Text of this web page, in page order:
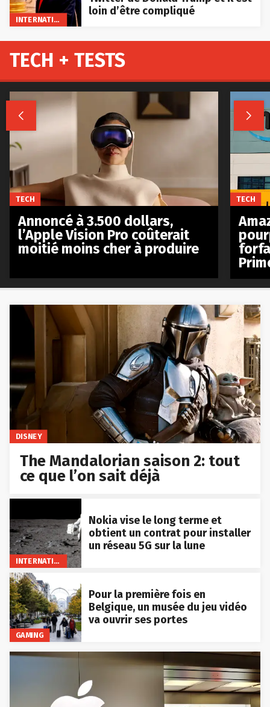
INTERNATIONAL
loin d’être compliqué
DISNEY
The Mandalorian saison 2: tout
ce que l’on sait déjà
INTERNATIONAL
Nokia vise le long terme et
obtient un contrat pour installer
un réseau 5G sur la lune
GAMING
Pour la première fois en
Belgique, un musée du jeu vidéo
va ouvrir ses portes
TECH + TESTS
 
TECH
Annoncé à 3.500 dollars,
l’Apple Vision Pro coûterait
moitié moins cher à produire
TECH